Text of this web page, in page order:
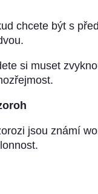
chcete být s
si muset
jsou známí